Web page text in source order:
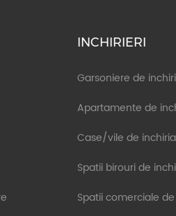
INCHIRIERI
Garsoniere de
Apartamente de
Case/vile de
Spatii birouri de
Spatii comerciale